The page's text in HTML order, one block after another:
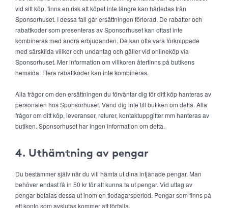
vid sitt köp, finns en risk att köpet inte längre kan härledas från
Sponsorhuset. I dessa fall går ersättningen förlorad. De rabatter och
rabattkoder som presenteras av Sponsorhuset kan oftast inte
kombineras med andra erbjudanden. De kan ofta vara förknippade
med särskilda villkor och undantag och gäller vid onlineköp via
Sponsorhuset. Mer information om villkoren återfinns på butikens
hemsida. Flera rabattkoder kan inte kombineras.
Alla frågor om den ersättningen du förväntar dig för ditt köp hanteras av
personalen hos Sponsorhuset. Vänd dig inte till butiken om detta. Alla
frågor om ditt köp, leveranser, returer, kontaktuppgifter mm hanteras av
butiken. Sponsorhuset har ingen information om detta.
4. Uthämtning av pengar
Du bestämmer själv när du vill hämta ut dina intjänade pengar. Man
behöver endast få in 50 kr för att kunna ta ut pengar. Vid uttag av
pengar betalas dessa ut inom en tiodagarsperiod. Pengar som finns på
ett konto som avslutas kommer att förfalla.